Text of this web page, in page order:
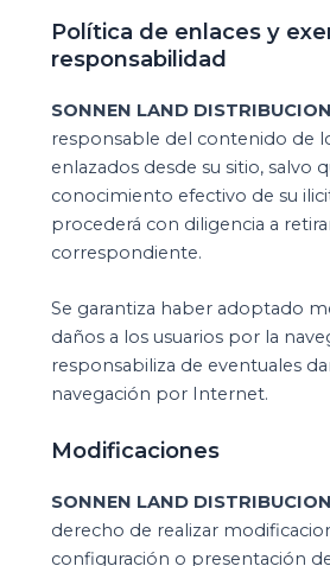
Política de enlaces y
responsabilidad
SONNEN LAND
responsable del contenido de
enlazados desde su sitio, salvo
conocimiento efectivo de su
procederá con diligencia a
correspondiente.
Se garantiza haber adoptado
daños a los usuarios por la
responsabiliza de eventuales
navegación por Internet.
Modificaciones
SONNEN LAND
derecho de realizar
configuración o presentación